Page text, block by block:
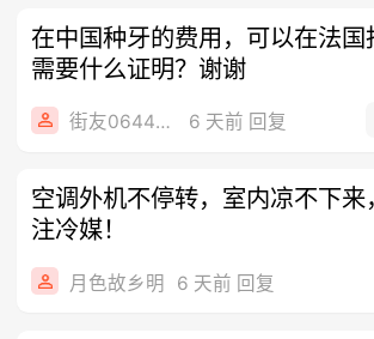
在中国种牙的费用，可以在法国
需要什么证明？谢谢
街友06445100 6 天前 回复
空调外机不停转，室内凉不下来
注冷媒！
月色故乡明 6 天前 回复